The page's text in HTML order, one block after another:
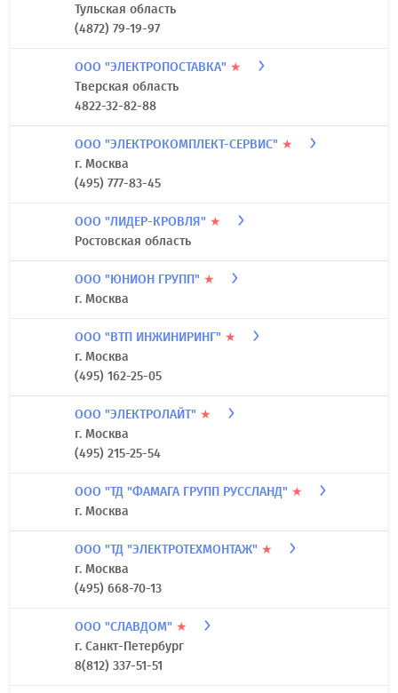
Тульская область
(4872) 79-19-97
ООО "ЭЛЕКТРОПОСТАВКА" ★
Тверская область
4822-32-82-88
ООО "ЭЛЕКТРОКОМПЛЕКТ-СЕРВИС" ★
г. Москва
(495) 777-83-45
ООО "ЛИДЕР-КРОВЛЯ" ★
Ростовская область
ООО "ЮНИОН ГРУПП" ★
г. Москва
ООО "ВТП ИНЖИНИРИНГ" ★
г. Москва
(495) 162-25-05
ООО "ЭЛЕКТРОЛАЙТ" ★
г. Москва
(495) 215-25-54
ООО "ТД "ФАМАГА ГРУПП РУССЛАНД" ★
г. Москва
ООО "ТД "ЭЛЕКТРОТЕХМОНТАЖ" ★
г. Москва
(495) 668-70-13
ООО "СЛАВДОМ" ★
г. Санкт-Петербург
8(812) 337-51-51